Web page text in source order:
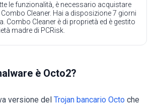
le funzionalità, è necessario acquistare
Cleaner. Hai a disposizione 7 giorni
Combo Cleaner è di proprietà ed è gestito
madre di PCRisk.
è Octo2?
versione del Trojan bancario Octo che